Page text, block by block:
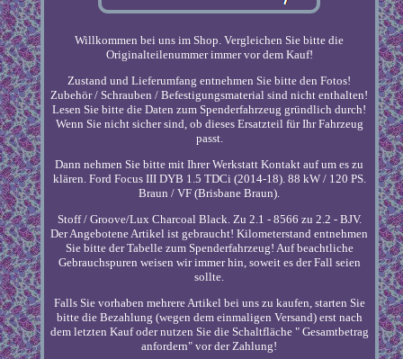
Willkommen bei uns im Shop. Vergleichen Sie bitte die
Originalteilenummer immer vor dem Kauf!
Zustand und Lieferumfang entnehmen Sie bitte den Fotos!
Zubehör / Schrauben / Befestigungsmaterial sind nicht enthalten!
Lesen Sie bitte die Daten zum Spenderfahrzeug gründlich durch!
Wenn Sie nicht sicher sind, ob dieses Ersatzteil für Ihr Fahrzeug
passt.
Dann nehmen Sie bitte mit Ihrer Werkstatt Kontakt auf um es zu
klären. Ford Focus III DYB 1.5 TDCi (2014-18). 88 kW / 120 PS.
Braun / VF (Brisbane Braun).
Stoff / Groove/Lux Charcoal Black. Zu 2.1 - 8566 zu 2.2 - BJV.
Der Angebotene Artikel ist gebraucht! Kilometerstand entnehmen
Sie bitte der Tabelle zum Spenderfahrzeug! Auf beachtliche
Gebrauchspuren weisen wir immer hin, soweit es der Fall seien
sollte.
Falls Sie vorhaben mehrere Artikel bei uns zu kaufen, starten Sie
bitte die Bezahlung (wegen dem einmaligen Versand) erst nach
dem letzten Kauf oder nutzen Sie die Schaltfläche " Gesamtbetrag
anfordern" vor der Zahlung!